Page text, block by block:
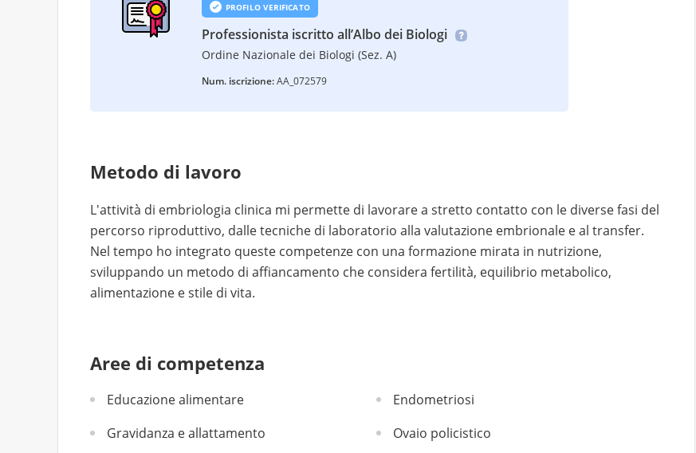
PROFILO VERIFICATO
Professionista iscritto all’Albo dei Biologi
Ordine Nazionale dei Biologi (Sez. A)
Num. iscrizione:AA_072579
Metodo di lavoro
L'attività di embriologia clinica mi permette di lavorare a stretto contatto con le diverse fasi del
percorso riproduttivo, dalle tecniche di laboratorio alla valutazione embrionale e al transfer.
Nel tempo ho integrato queste competenze con una formazione mirata in nutrizione,
sviluppando un metodo di affiancamento che considera fertilità, equilibrio metabolico,
alimentazione e stile di vita.
Aree di competenza
Educazione alimentare
Endometriosi
Gravidanza e allattamento
Ovaio policistico